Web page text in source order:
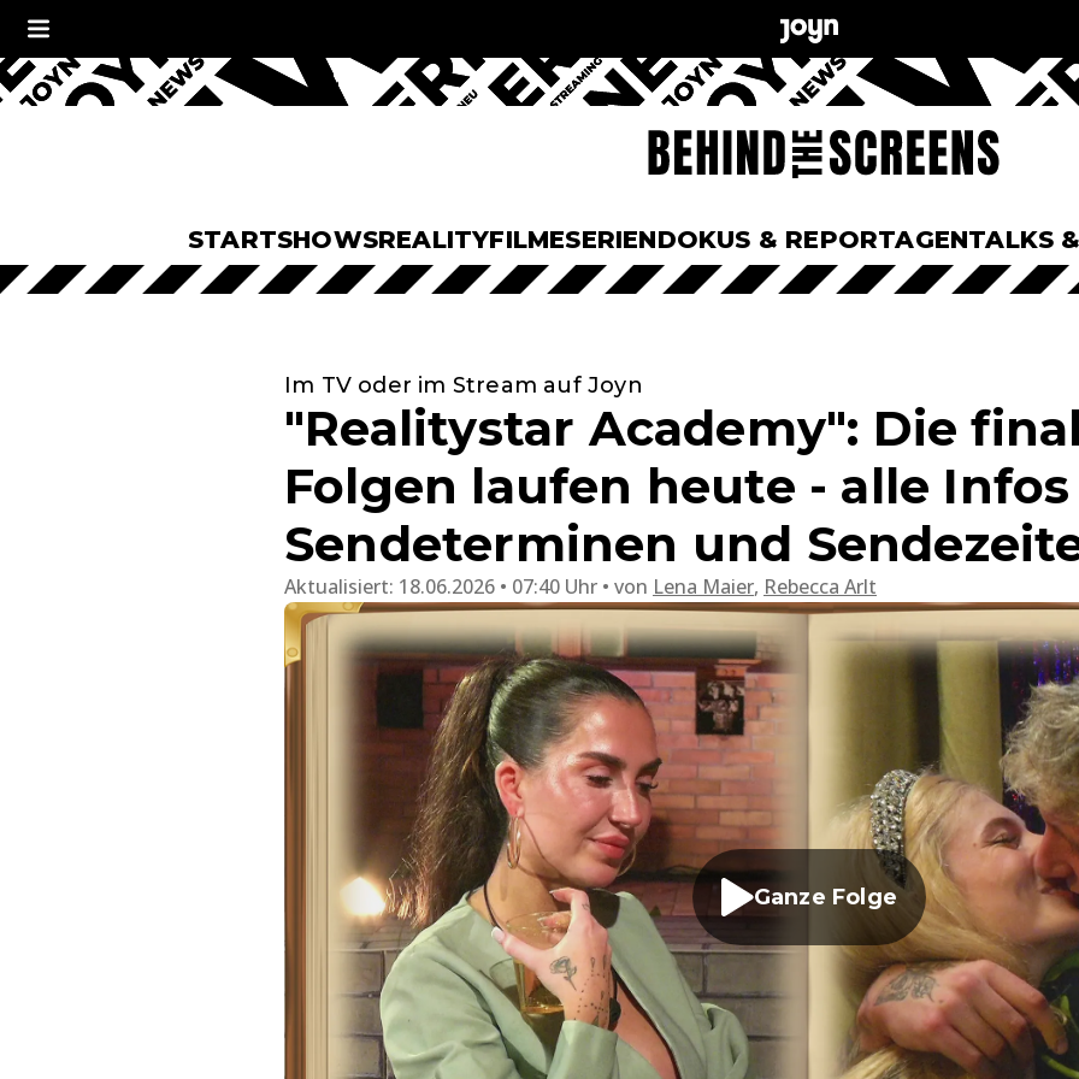
STARTSHOWSREALITYFILMESERIENDOKUS & REPORTAGENTALKS
Im TV oder im Stream auf Joyn
"Realitystar Academy": Die
Folgen laufen heute - alle
Sendeterminen und
Aktualisiert: 18.06.2026 • 07:40 Uhr von Lena Maier, Rebecca Arlt
Ganze Folge